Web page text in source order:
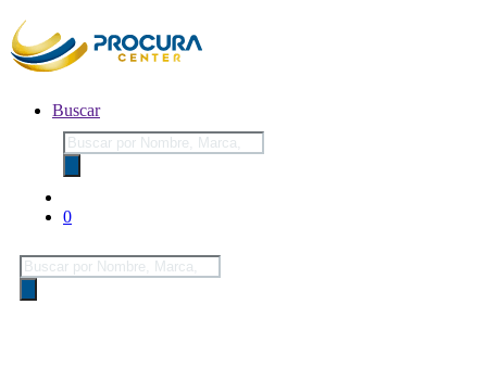
Buscar
Búsqueda
de
productos
0
Búsqueda
de
productos